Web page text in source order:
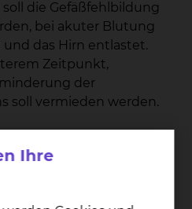
die Gefäßfehlbildung
bei akuter Blutung
das Hirn entlastet.
Zeitpunkt,
der
soll vermieden werden.
der
Ihre